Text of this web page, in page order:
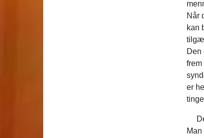
Når
kan
Den
frem
er